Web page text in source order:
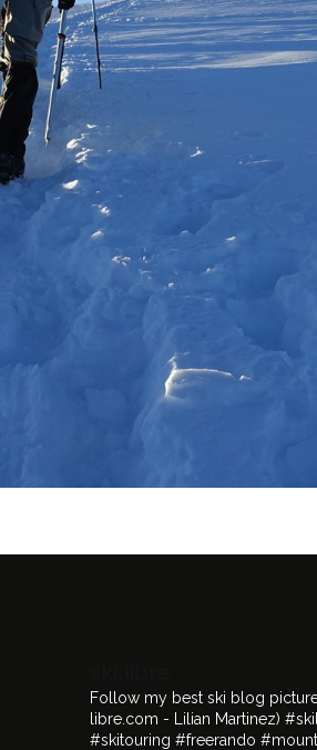
Follow my best ski blog
libre.com - Lilian Martinez)
#skitouring #freerando